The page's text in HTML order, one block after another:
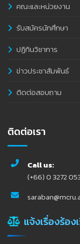
คณะและหน่วยงาน
รับสมัครนักศึกษา
ปฏิทินวิชาการ
ข่าวประชาสัมพันธ์
ติดต่อสอบถาม
ติดต่อเรา
Call us:
(+66) 0 3272
แจ้งเรื่องร้อ